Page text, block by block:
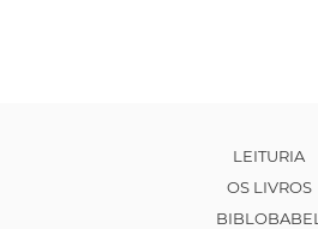
LEITURIA
OS LIVROS
BIBLOBABEL